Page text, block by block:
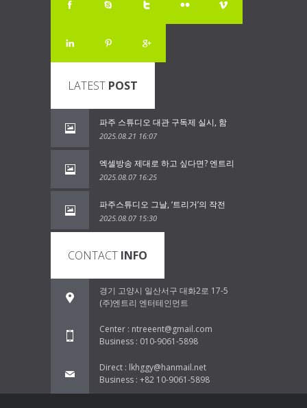
LATEST POST
파주 스튜디오 대관 구독제 실시, 함
2025.08.21 16:07
엑셀방송 제대로 하고 싶다면? 엔트리
2025.08.07 16:25
파주스튜디오 그날, ‘트리거’의 작전
2025.08.07 15:30
CONTACT INFO
경기 고양시 일산서구 대화2로 17-5
(주)엔트리 엔터테인먼트
Center : ntreeent@gmail.com
Business : 010-9061-5898
Direct : lkhggy@hanmail.net
Business : +82 10-9061-5898